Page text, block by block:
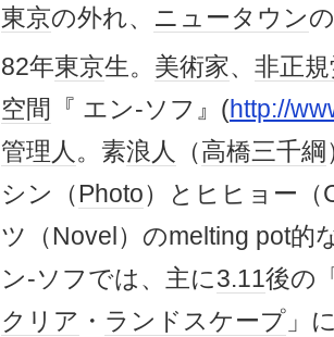
東京の外れ、 ニュータウン
82年東京生。 美術家、 非正
空間
『 エン-ソフ』(http://
管理人 。素浪人 （高橋三千綱
シン（Photo）とヒヒョー（
ツ（Novel）のmelting pot的
ン-ソフでは、主に3.11後の
クリア ・ ランドスケープ 」